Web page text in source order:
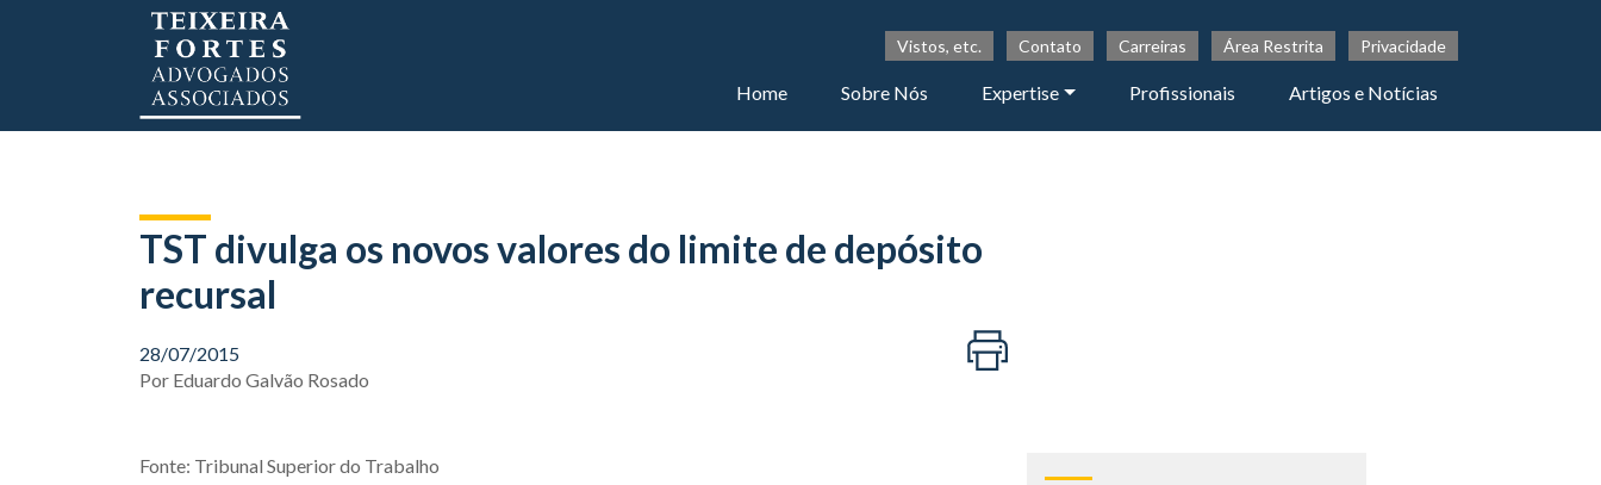
Vistos, etc. Contato Carreiras Área Restrita Privacidade
Home Sobre Nós Expertise Profissionais Artigos e Notícias
TST divulga os novos valores do limite de depósito
recursal
28/07/2015
Por Eduardo Galvão Rosado
Fonte: Tribunal Superior do Trabalho